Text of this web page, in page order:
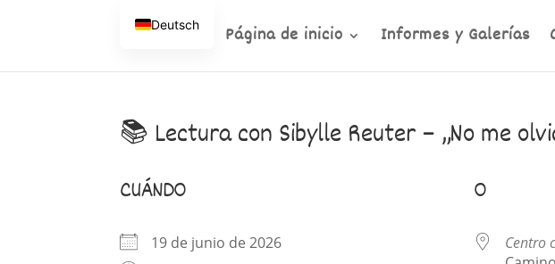
Página de inicio Informes y Galerías
📚 Lectura con Sibylle Reuter – „No me
CUÁNDO
19 de junio de 2026
O
Centro
Deutsch